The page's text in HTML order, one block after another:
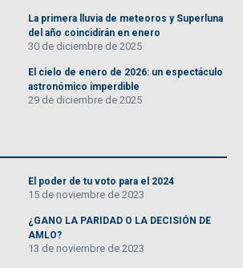
La primera lluvia de meteoros y Superluna
del año coincidirán en enero
30 de diciembre de 2025
El cielo de enero de 2026: un espectáculo
astronómico imperdible
29 de diciembre de 2025
El poder de tu voto para el 2024
15 de noviembre de 2023
¿GANO LA PARIDAD O LA DECISIÓN DE
AMLO?
13 de noviembre de 2023